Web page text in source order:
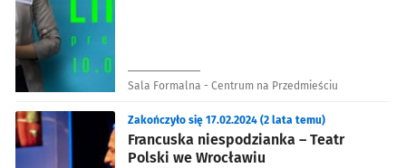
Sala Formalna - Centrum na Przedmieściu
Francuska niespodzianka – Teatr
Polski we Wrocławiu
Zakończyło się 17.02.2024 (2 lata temu)